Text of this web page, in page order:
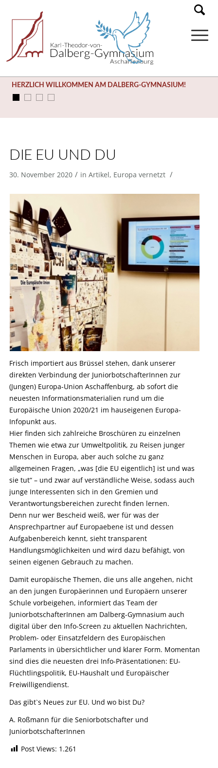
HERZLICH WILLKOMMEN AM DALBERG-GYMNASIUM!
DIE EU UND DU
30. November 2020 / in Artikel, Europa vernetzt /
Frisch importiert aus Brüssel stehen, dank unserer
direkten Verbindung der JuniorbotschafterInnen zur
(Jungen) Europa-Union Aschaffenburg, ab sofort die
neuesten Informationsmaterialien rund um die
Europäische Union 2020/21 im hauseigenen Europa-
Infopunkt aus.
Hier finden sich zahlreiche Broschüren zu einzelnen
Themen wie etwa zur Umweltpolitik, zu Reisen junger
Menschen in Europa, aber auch solche zu ganz
allgemeinen Fragen, „was [die EU eigentlich] ist und was
sie tut“ – und zwar auf verständliche Weise, sodass auch
junge Interessenten sich in den Gremien und
Verantwortungsbereichen zurecht finden lernen.
Denn nur wer Bescheid weiß, wer für was der
Ansprechpartner auf Europaebene ist und dessen
Aufgabenbereich kennt, sieht transparent
Handlungsmöglichkeiten und wird dazu befähigt, von
seinen eigenen Gebrauch zu machen.
Damit europäische Themen, die uns alle angehen, nicht
an den jungen Europäerinnen und Europäern unserer
Schule vorbeigehen, informiert das Team der
JuniorbotschafterInnen am Dalberg-Gymnasium auch
digital über den Info-Screen zu aktuellen Nachrichten,
Problem- oder Einsatzfeldern des Europäischen
Parlaments in übersichtlicher und klarer Form. Momentan
sind dies die neuesten drei Info-Präsentationen: EU-
Flüchtlingspolitik, EU-Haushalt und Europäischer
Freiwilligendienst.
Das gibt`s Neues zur EU. Und wo bist Du?
A. Roßmann für die Seniorbotschafter und
JuniorbotschafterInnen
Post Views: 1.261